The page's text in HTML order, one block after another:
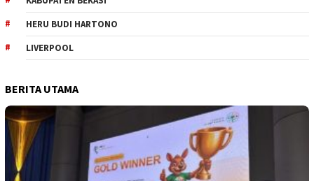
HERU BUDI HARTONO
LIVERPOOL
BERITA UTAMA